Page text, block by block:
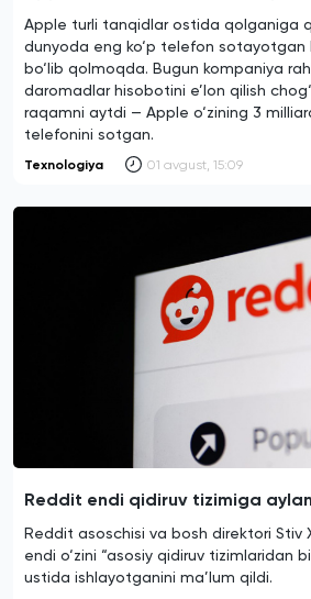
Apple turli tanqidlar ostida qolganiga
dunyoda eng ko‘p telefon sotayotgan
bo‘lib qolmoqda. Bugun kompaniya
daromadlar hisobotini e’lon qilish
raqamni aytdi — Apple o‘zining 3
telefonini sotgan.
Texnologiya 01 avgust, 15:09
Reddit endi qidiruv tizimiga
Reddit asoschisi va bosh direktori Stiv
endi o‘zini “asosiy qidiruv tizimlaridan
ustida ishlayotganini ma’lum qildi.